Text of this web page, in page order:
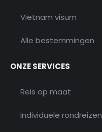
Vietnam visum
Alle bestemmingen
ONZE SERVICES
Reis op maat
Individuele rondreizen